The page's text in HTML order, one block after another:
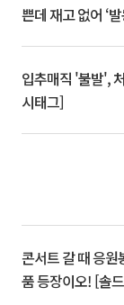
쁜데 재고 없어 ‘
입추매직 '불발',
시태그]
콘서트 갈 때 응
품 등장이오! [솔